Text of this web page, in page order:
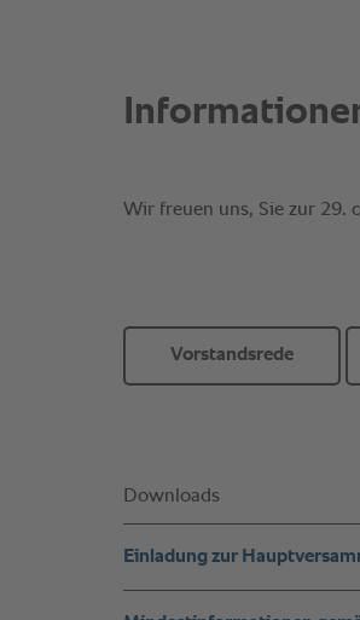
Vorstandsrede